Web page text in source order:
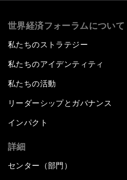
世界経済フォーラムについて
私たちのストラテジー
私たちのアイデンティティ
私たちの活動
リーダーシップとガバナンス
インパクト
詳細
センター（部門）